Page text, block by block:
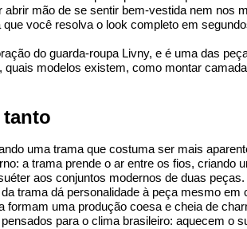
mão de se sentir bem-vestida nem nos
você resolva o look completo em
do guarda-roupa Livny, e é uma das
modelos existem, como montar
tanto
uma trama que costuma ser mais
a trama prende o ar entre os fios, criando
aos conjuntos modernos de duas peças.
trama dá personalidade à peça mesmo
uma produção coesa e cheia de
para o clima brasileiro: aquecem o